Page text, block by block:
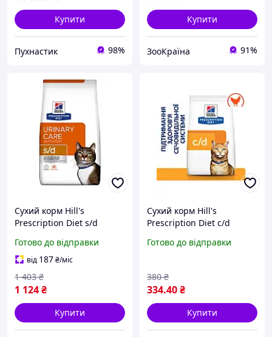
Купити
Пухнастик 98%
Купити
ЗооКраїна 91%
Сухий корм Hill's
Prescription Diet s/d
куркою 1.5 кг
Готово до відправки
від 187₴/міс
1 124₴
1 403 ₴
Купити
Сухий корм Hill's
Prescription Diet c/d
кішок з куркою 0.4 кг
Готово до відправки
334.40₴
380 ₴
Купити